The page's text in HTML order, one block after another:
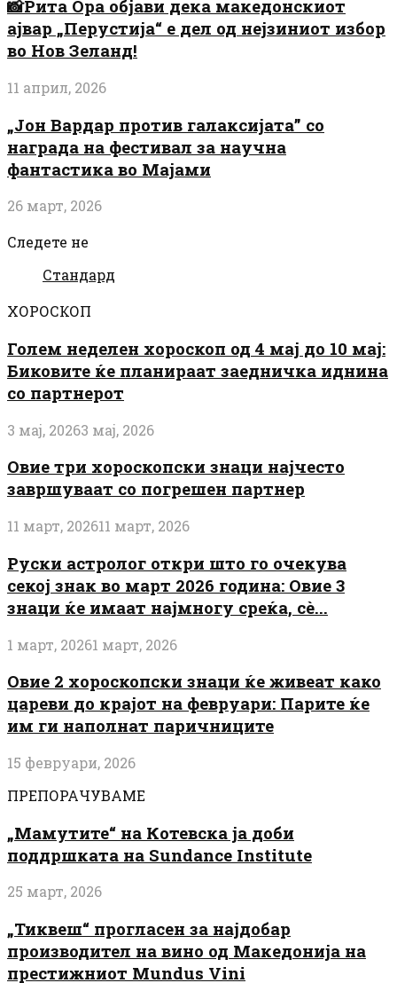
📸Рита Ора објави дека македонскиот
ајвар „Перустија“ е дел од нејзиниот избор
во Нов Зеланд!
11 април, 2026
„Јон Вардар против галаксијата” со
награда на фестивал за научна
фантастика во Мајами
26 март, 2026
Следете не
Стандард
ХОРОСКОП
Голем неделен хороскоп од 4 мај до 10 мај:
Биковите ќе планираат заедничка иднина
со партнерот
3 мај, 20263 мај, 2026
Овие три хороскопски знаци најчесто
завршуваат со погрешен партнер
11 март, 202611 март, 2026
Руски астролог откри што го очекува
секој знак во март 2026 година: Овие 3
знаци ќе имаат најмногу среќа, сè...
1 март, 20261 март, 2026
Овие 2 хороскопски знаци ќе живеат како
цареви до крајот на февруари: Парите ќе
им ги наполнат паричниците
15 февруари, 2026
ПРЕПОРАЧУВАМЕ
„Мамутите“ на Котевска ја доби
поддршката на Sundance Institute
25 март, 2026
„Тиквеш“ прогласен за најдобар
производител на вино од Македонија на
престижниот Mundus Vini